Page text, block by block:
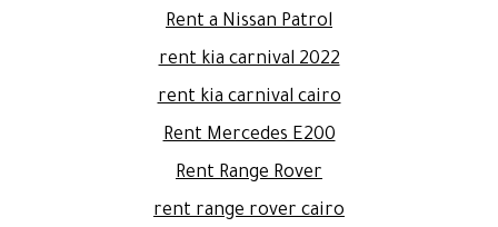
Rent a Nissan Patrol
rent kia carnival 2022
rent kia carnival cairo
Rent Mercedes E200
Rent Range Rover
rent range rover cairo